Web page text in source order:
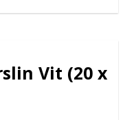
Vit (20 x